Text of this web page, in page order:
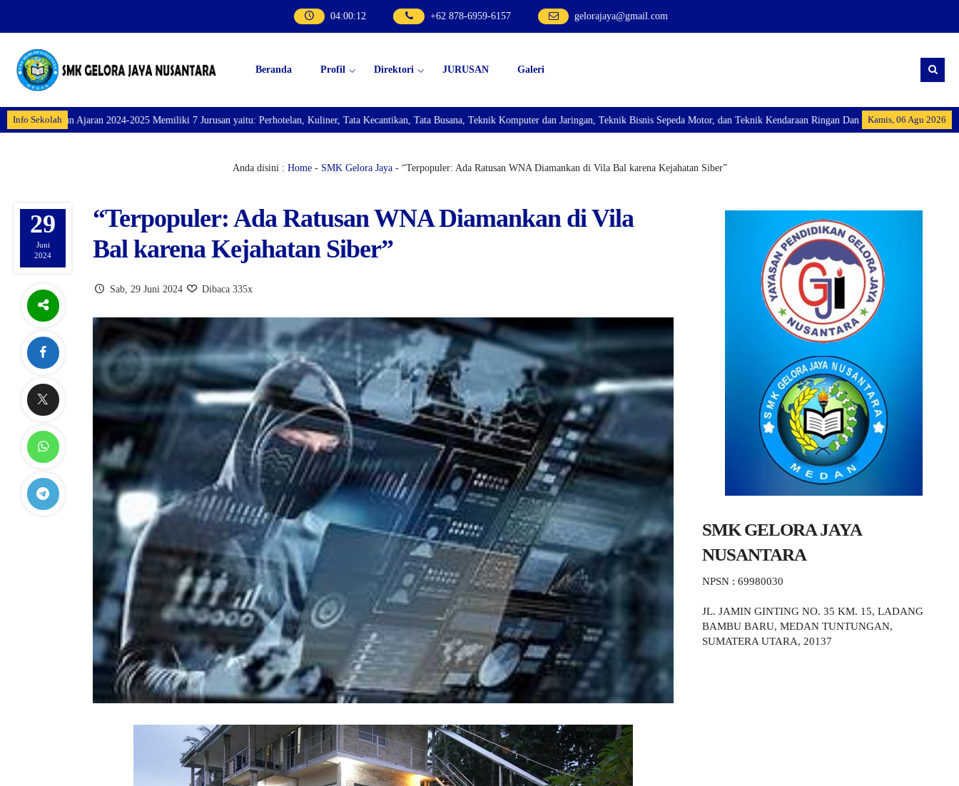
04:00:13 +62 878-6959-6157 gelorajaya@gmail.com
Beranda Profil Direktori JURUSAN Galeri
Info Sekolah Kamis, 06 Agu 2026
Ajaran 2024-2025 Memiliki 7 Jurusan yaitu: Perhotelan, Kuliner, Tata Kecantikan, Tata Busana, Teknik Komputer dan Jaringan, Teknik Bisnis Sepeda Motor, dan Teknik Kendaraan Ringan Dan membuka Kelas Industri: Axioo Class
Anda disini : Home- SMK Gelora Jaya- “Terpopuler: Ada Ratusan WNA Diamankan di Vila Bal karena Kejahatan Siber”
29
Juni
2024
“Terpopuler: Ada Ratusan WNA Diamankan di Vila
Bal karena Kejahatan Siber”
Sab, 29 Juni 2024 Dibaca 335x
SMK GELORA JAYA
NUSANTARA
NPSN : 69980030
JL. JAMIN GINTING NO. 35 KM. 15, LADANG
BAMBU BARU, MEDAN TUNTUNGAN,
SUMATERA UTARA, 20137